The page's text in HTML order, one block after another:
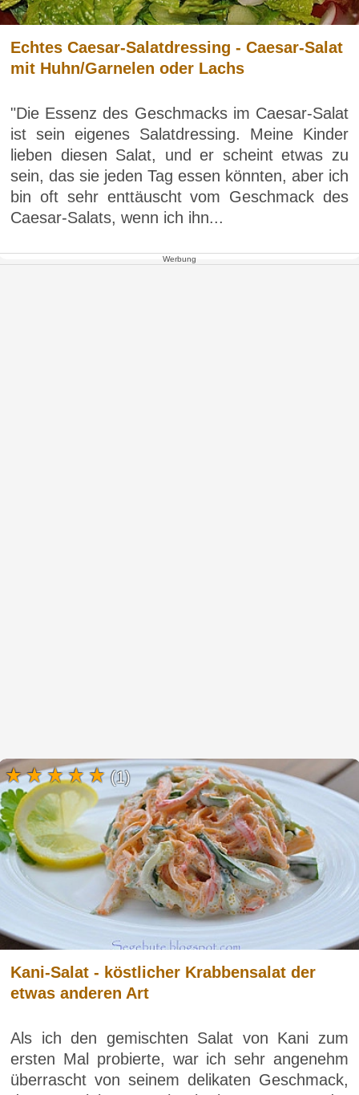
Echtes Caesar-Salatdressing - Caesar-Salat
mit Huhn/Garnelen oder Lachs
"Die Essenz des Geschmacks im Caesar-Salat
ist sein eigenes Salatdressing. Meine Kinder
lieben diesen Salat, und er scheint etwas zu
sein, das sie jeden Tag essen könnten, aber ich
bin oft sehr enttäuscht vom Geschmack des
Caesar-Salats, wenn ich ihn...
Werbung
Kani-Salat - köstlicher Krabbensalat der
etwas anderen Art
Als ich den gemischten Salat von Kani zum
ersten Mal probierte, war ich sehr angenehm
überrascht von seinem delikaten Geschmack,
(1)